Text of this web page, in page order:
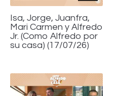
Isa, Jorge, Juanfra,
Mari Carmen y Alfredo
Jr. (Como Alfredo por
su casa) (17/07/26)